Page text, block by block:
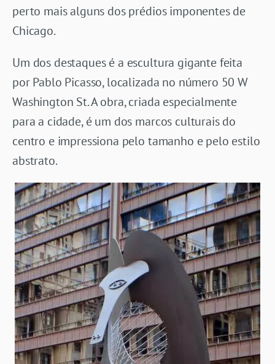
perto mais alguns dos prédios imponentes de
Chicago.
Um dos destaques é a escultura gigante feita
por Pablo Picasso, localizada no número 50 W
Washington St. A obra, criada especialmente
para a cidade, é um dos marcos culturais do
centro e impressiona pelo tamanho e pelo estilo
abstrato.